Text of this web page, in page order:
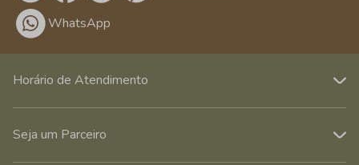
WhatsApp
Horário de Atendimento
Seja um Parceiro